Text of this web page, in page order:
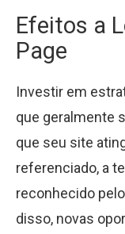
Efeitos a
Page
Investir em
que geralmente
que seu site
referenciado, a
reconhecido
disso, novas